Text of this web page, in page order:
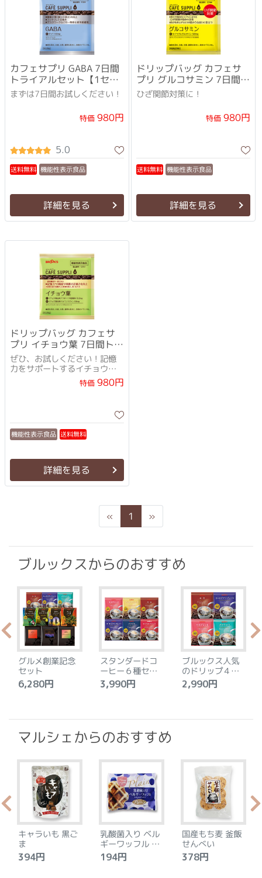
カフェサプリ GABA 7日間
トライアルセット【1セッ
ト1回限り】
まずは7日間お試しください！
特価980円
5.0
送料無料 機能性表示食品
詳細を見る
ドリップバッグ カフェサ
プリ グルコサミン 7日間ト
ライアルセット
ひざ関節対策に！
特価980円
送料無料 機能性表示食品
詳細を見る
ドリップバッグ カフェサ
プリ イチョウ葉 7日間トラ
イアルセット
ぜひ、お試しください！記憶
力をサポートするイチョウ葉
特価980円
機能性表示食品 送料無料
詳細を見る
« Previous
1 »Next
ブルックスからのおすすめ
グルメ創業記念
セット
6,280円
スタンダードコ
ーヒー６種セッ
ト
3,990円
ブルックス人気
のドリップ４種
セット
2,990円
マルシェからのおすすめ
キャラいも 黒ご
ま
394円
乳酸菌入り ベル
ギーワッフル プ
レーン
194円
国産もち麦 釜飯
せんべい
378円